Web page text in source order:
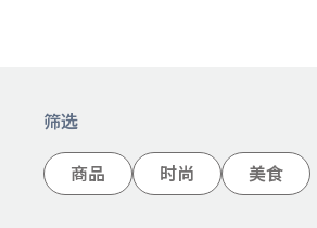
筛选
商品 时尚 美食